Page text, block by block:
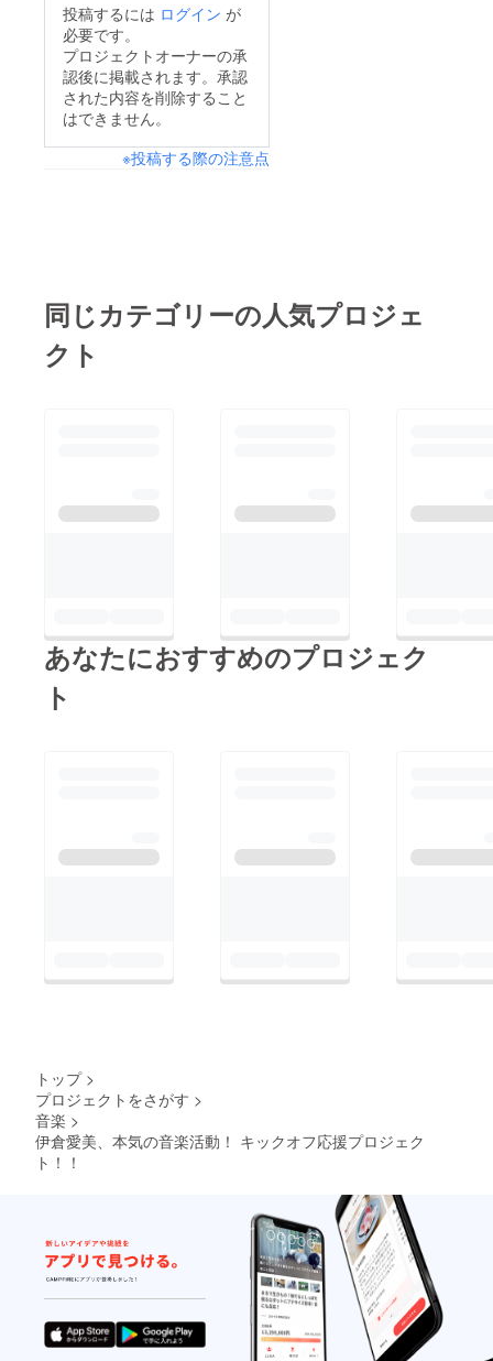
しみにしてます！
2017.7.21 伊倉愛美
とうございます！！残
り３日まだご支援可能
なコースもあります。
引き続き、応援宜しく
2018.7.18 伊倉愛美
投稿するには ログイン が
必要です。
プロジェクトオーナーの承
認後に掲載されます。承認
された内容を削除すること
はできません。
※投稿する際の注意点
同じカテゴリーの人気プロジェ
クト
あなたにおすすめのプロジェク
ト
トップ >
プロジェクトをさがす >
音楽 >
伊倉愛美、本気の音楽活動！ キックオフ応援プロジェク
ト！！